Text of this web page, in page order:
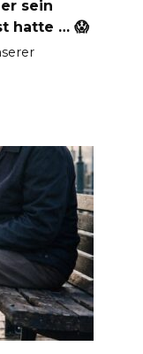
sein
hatte … 😱